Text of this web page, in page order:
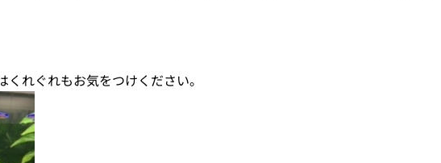
れぐれもお気をつけください。